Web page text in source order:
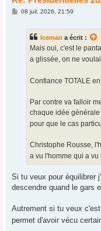
M08 juil. 2026, 21:59
Iceman a écrit :
Mais oui, c'est le
a glissée, on ne
Confiance TOTALE
Par contre va falloir
chaque idée
pour que le cas
Christophe Rousse,
a vu l'homme qui a vu
Si tu veux pour équilibrer
descendre quand le gars
Autrement si tu veux
permet d'avoir vécu